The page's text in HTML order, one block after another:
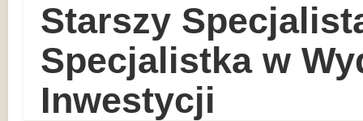
Starszy
Specjalistka w
Inwestycji